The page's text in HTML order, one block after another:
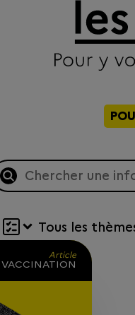
Tous les
Article
VACCINATION